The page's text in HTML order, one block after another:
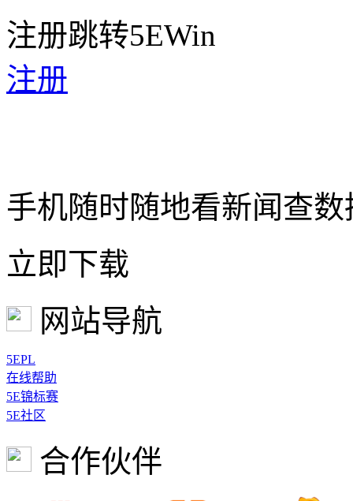
注册跳转5EWin
注册
手机随时随地看新闻查数
立即下载
网站导航
5EPL
在线帮助
5E锦标赛
5E社区
合作伙伴